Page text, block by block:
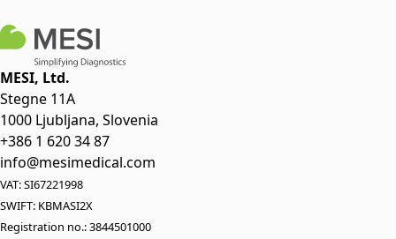
MESI, Ltd.
Stegne 11A
1000 Ljubljana, Slovenia
+386 1 620 34 87
info@mesimedical.com
VAT: SI67221998
SWIFT: KBMASI2X
Registration no.: 3844501000